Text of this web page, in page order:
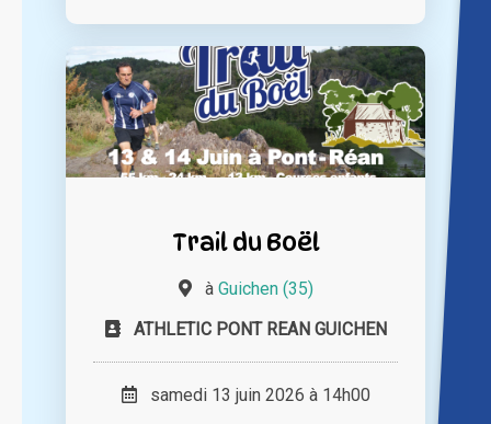
Trail du Boël
à Guichen (35)
ATHLETIC PONT REAN GUICHEN
samedi 13 juin 2026 à 14h00